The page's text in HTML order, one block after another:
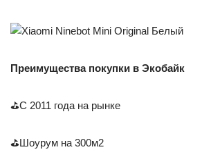
Преимущества покупки в Экобайк
⛳С 2011 года на рынке
⛳Шоурум на 300м2